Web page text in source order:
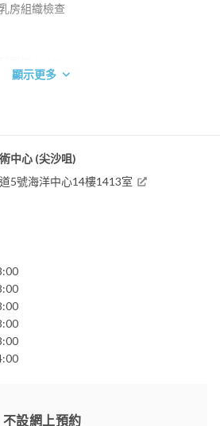
房組織檢查
院士 2004
(外科) 2004
道
顯示更多
中心 (尖沙咀)
5號海洋中心14樓1413室
不設網上預約